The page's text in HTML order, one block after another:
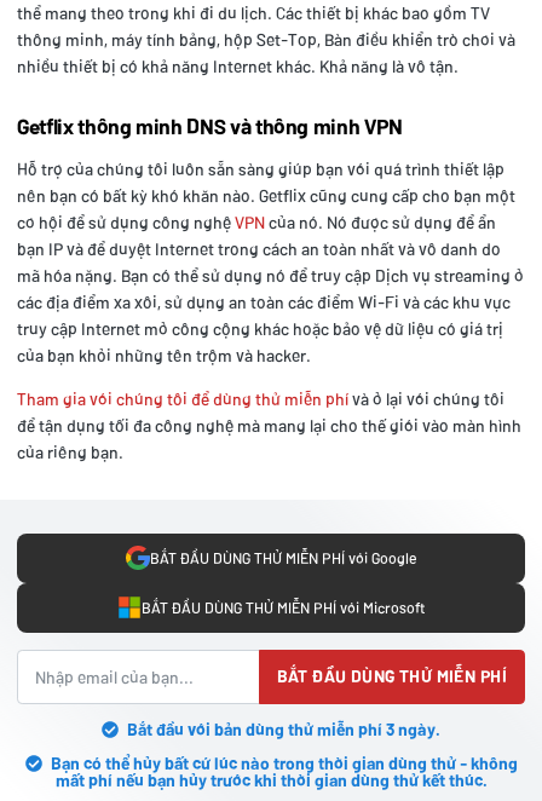
thể mang theo trong khi đi du lịch. Các thiết bị khác bao gồm TV
thông minh, máy tính bảng, hộp Set-Top, Bàn điều khiển trò chơi và
nhiều thiết bị có khả năng Internet khác. Khả năng là vô tận.
Getflix thông minh DNS và thông minh VPN
Hỗ trợ của chúng tôi luôn sẵn sàng giúp bạn với quá trình thiết lập
nên bạn có bất kỳ khó khăn nào. Getflix cũng cung cấp cho bạn một
cơ hội để sử dụng công nghệVPNcủa nó. Nó được sử dụng để ẩn
bạn IP và để duyệt Internet trong cách an toàn nhất và vô danh do
mã hóa nặng. Bạn có thể sử dụng nó để truy cập Dịch vụ streaming ở
các địa điểm xa xôi, sử dụng an toàn các điểm Wi-Fi và các khu vực
truy cập Internet mở công cộng khác hoặc bảo vệ dữ liệu có giá trị
của bạn khỏi những tên trộm và hacker.
Tham gia với chúng tôi để dùng thử miễn phívà ở lại với chúng tôi
để tận dụng tối đa công nghệ mà mang lại cho thế giới vào màn hình
của riêng bạn.
BẮT ĐẦU DÙNG THỬ MIỄN PHÍ với Google
BẮT ĐẦU DÙNG THỬ MIỄN PHÍ với Microsoft
BẮT ĐẦU DÙNG THỬ MIỄN PHÍ
Bắt đầu với bản dùng thử miễn phí 3 ngày.
Bạn có thể hủy bất cứ lúc nào trong thời gian dùng thử - không
mất phí nếu bạn hủy trước khi thời gian dùng thử kết thúc.